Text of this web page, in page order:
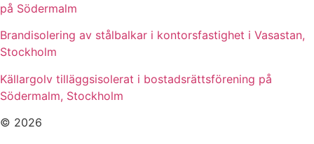
på Södermalm
Brandisolering av stålbalkar i kontorsfastighet i Vasastan,
Stockholm
Källargolv tilläggsisolerat i bostadsrättsförening på
Södermalm, Stockholm
© 2026